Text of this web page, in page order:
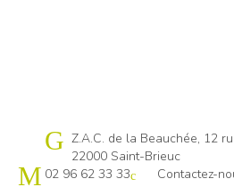
Cap emploi 22
Z.A.C. de la Beauchée, 12
22000 Saint-Brieuc
02 96 62 33 33
Contactez-